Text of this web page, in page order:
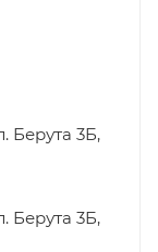
Берута 3Б,
Берута 3Б,